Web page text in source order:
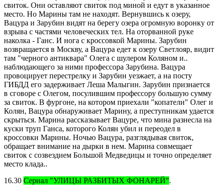
свиток. Они оставляют свиток под миной и едут в указанное
место. Но Марины там не находят. Вернувшись к озеру,
Вацура и Зарубин видят на берегу озера огромную воронку от
взрыва с частями человеческих тел. На оторванной руке
наколка - Ганс. И нога с кроссовкой Марины. Зарубин
возвращается в Москву, а Вацура едет к озеру Светлояр, видит
там "черного антиквара" Олега с шулером Коляном и..
наблюдающего за ними профессора Зарубина. Вацура
провоцирует перестрелку и Зарубин уезжает, а на посту
ГИБДД его задерживает Леша Малыгин. Зарубин признается
в сговоре с Олегом, посулившим профессору большую сумму
за свиток. В фургоне, на котором приехали "копатели" Олег и
Колян, Вацура обнаруживает Марину, а преступникам удается
скрыться. Марина рассказывает Вацуре, что мина разнесла на
куски труп Ганса, которого Колян убил и переодел в
кроссовки Марины. Ночью Вацура, разглядывая свиток,
обращает внимание на дырки в нем. Марина совмещает
свиток с созвездием Большой Медведицы и точно определяет
место клада..
16.30 Сериал "УЛИЦЫ РАЗБИТЫХ ФОНАРЕЙ".